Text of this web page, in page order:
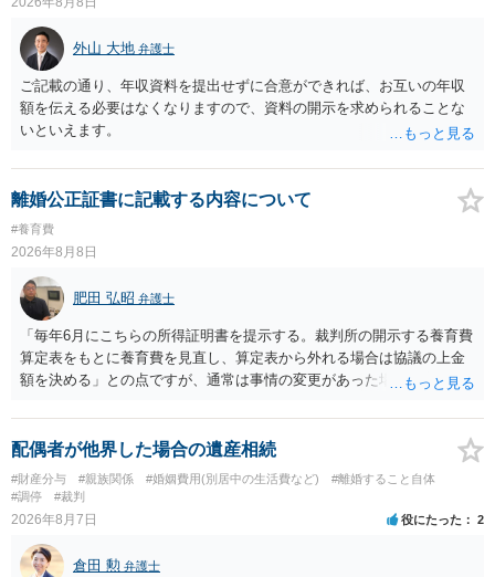
外山 大地 弁護士
ご記載の通り、年収資料を提出せずに合意ができれば、お互いの年収
額を伝える必要はなくなりますので、資料の開示を求められることな
いといえます。
離婚公正証書に記載する内容について
#養育費
2026年8月8日
肥田 弘昭 弁護士
「毎年6月にこちらの所得証明書を提示する。裁判所の開示する養育費
算定表をもとに養育費を見直し、算定表から外れる場合は協議の上金
額を決める」との点ですが、通常は事情の変更があった場合に変更し
来なかった事情の変更により双方協議の上増減出来る」と「通知義務
に勤務先」が含まれているので、私に収入が入った事は相手に通知が
行く事になり、上記のような文言が無くても養育費の見直しは適宜出
来るかと思うのですが違うのでしょうか？との点はそのとおりかと思
います。養育費は事情の変更があった場合に変更するので毎年見直す
配偶者が他界した場合の遺産相続
#財産分与 #親族関係 #婚姻費用(別居中の生活費など)
#離婚すること自体
#調停
#裁判
2026年8月7日 役にたった 2
倉田 勲 弁護士